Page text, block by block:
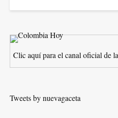
Clic aquí para el canal oficial de
Tweets by nuevagaceta